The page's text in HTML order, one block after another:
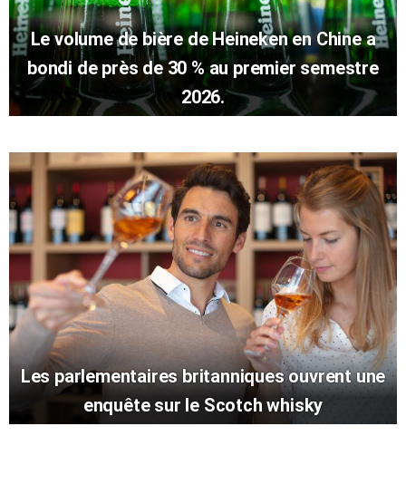
Le volume de bière de Heineken en Chine a
bondi de près de 30 % au premier semestre
2026.
Les parlementaires britanniques ouvrent une
enquête sur le Scotch whisky